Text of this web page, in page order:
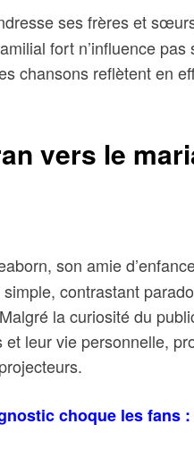
ses frères et
fort n’influence
chansons reflètent en
vers le
son amie
contrastant
la curiosité du
leur vie personnelle,
choque les fans